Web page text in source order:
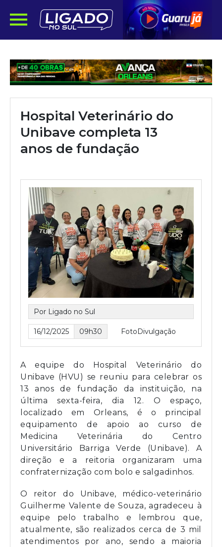
Hospital Veterinário do
Unibave completa 13
anos de fundação
Por Ligado no Sul
16/12/2025 09h30 FotoDivulgação
A equipe do Hospital Veterinário do
Unibave (HVU) se reuniu para celebrar os
13 anos de fundação da instituição, na
última sexta-feira, dia 12. O espaço,
localizado em Orleans, é o principal
equipamento de apoio ao curso de
Medicina Veterinária do Centro
Universitário Barriga Verde (Unibave). A
direção e a reitoria organizaram uma
confraternização com bolo e salgadinhos.
O reitor do Unibave, médico-veterinário
Guilherme Valente de Souza, agradeceu à
equipe pelo trabalho e lembrou que,
atualmente, são realizados cerca de 3 mil
atendimentos por ano, sendo a maioria